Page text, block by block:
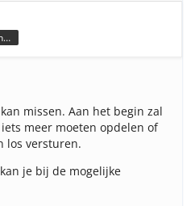
Adjunct-Hoofdcommandeur
missen. Aan het begin zal
meer moeten opdelen of
los versturen.
je bij de mogelijke